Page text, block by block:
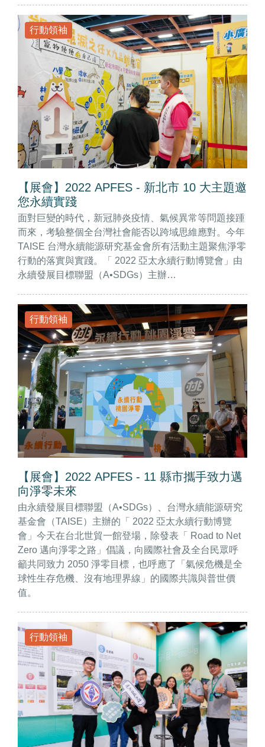
行動領袖
【展會】2022 APFES - 新北市 10 大主題邀
您永續實踐
面對巨變的時代，新冠肺炎疫情、氣候異常等問題接踵
而來，考驗整個全台灣社會能否以跨域思維應對。今年
TAISE 台灣永續能源研究基金會所有活動主題聚焦淨零
行動的落實與實踐。「 2022 亞太永續行動博覽會」由
永續發展目標聯盟（A•SDGs）主辦…
行動領袖
【展會】2022 APFES - 11 縣市攜手致力邁
向淨零未來
由永續發展目標聯盟（A•SDGs）、台灣永續能源研究
基金會（TAISE）主辦的「 2022 亞太永續行動博覽
會」今天在台北世貿一館登場，除發表「 Road to Net
Zero 邁向淨零之路」倡議，向國際社會及全台民眾呼
籲共同致力 2050 淨零目標，也呼應了「氣候危機是全
球性生存危機、沒有地理界線」的國際共識與普世價
值。
行動領袖